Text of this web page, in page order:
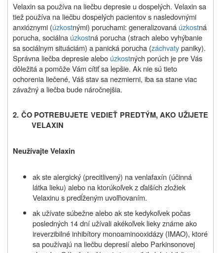
Velaxin sa používa na liečbu depresie u dospelých. Velaxin sa
tiež používa na liečbu dospelých pacientov s nasledovnými
anxióznymi (úzkostnými) poruchami: generalizovaná úzkostná
porucha, sociálna úzkostná porucha (strach alebo vyhýbanie
sa sociálnym situáciám) a panická porucha (záchvatypaniky).
Správna liečba depresie alebo úzkostných porúch je pre Vás
dôležitá a pomôže Vám cítiť sa lepšie. Ak nie sú tieto
ochorenia liečené, Váš stav sa nezmierni, iba sa stane viac
závažný a liečba bude náročnejšia.
2. ČO POTREBUJETE VEDIEŤ PREDTÝM, AKO UŽIJETE
VELAXIN
Neužívajte Velaxin
ak ste alergický (precitlivený) na venlafaxín (účinná
látka lieku) alebo na ktorúkoľvek z ďalších zložiek
Velaxinu s predĺženým uvoľňovaním.
ak užívate súbežne alebo ak ste kedykoľvek počas
posledných 14 dní užívali akékoľvek lieky známe ako
ireverzibilné inhibítory monoaminooxidázy (IMAO), ktoré
sa používajú na liečbu depresií alebo Parkinsonovej